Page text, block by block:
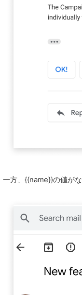
一方、{{name}}の値が